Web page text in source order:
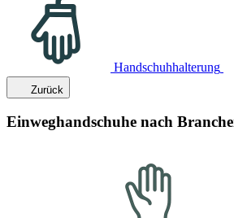
Handschuhhalterung
Zurück
Einweghandschuhe nach